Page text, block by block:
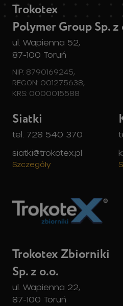
Trokotex
Polymer Group Sp. z
ul. Wapienna 52,
87-100 Toruń
NIP: 8790169245,
REGON: 001275638,
KRS: 0000015588
Siatki
tel. 728 540 370
siatki@trokotex.pl
Szczegóły
Trokotex Zbiorniki
Sp. z o.o.
ul. Wapienna 22,
87-100 Toruń